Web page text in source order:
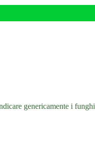
genericamente i